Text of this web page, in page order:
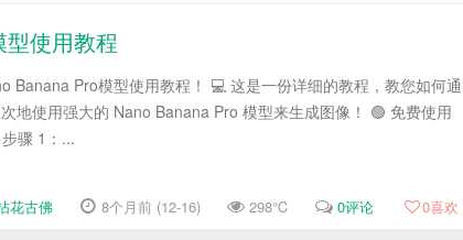
使用教程
Banana Pro模型使用教程！ 💻 这是一份详细的教程，教您如何通
地使用强大的 Nano Banana Pro 模型来生成图像！ 🟢 免费使用
骤 1：...
花古佛 8个月前 (12-16) 298℃ 0评论 0喜欢